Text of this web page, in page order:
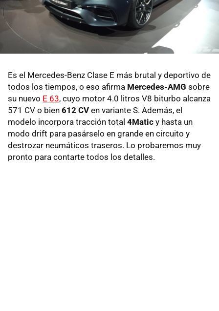
Es el Mercedes-Benz Clase E más brutal y deportivo de
todos los tiempos, o eso afirma Mercedes-AMG sobre
su nuevo E 63, cuyo motor 4.0 litros V8 biturbo alcanza
571 CV o bien 612 CV en variante S. Además, el
modelo incorpora tracción total 4Matic y hasta un
modo drift para pasárselo en grande en circuito y
destrozar neumáticos traseros. Lo probaremos muy
pronto para contarte todos los detalles.